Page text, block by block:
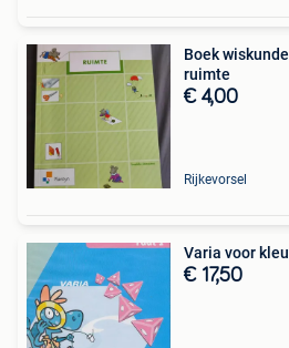
Boek
ruimte
€ 4,00
Rijkevorsel
Varia voor
€ 17,50